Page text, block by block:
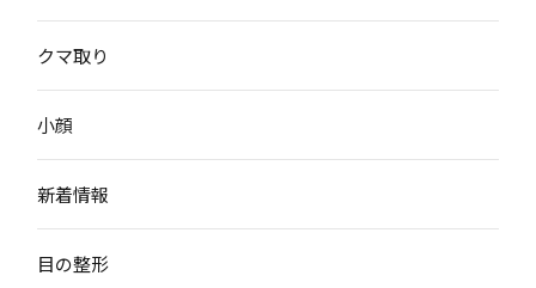
クマ取り
小顔
新着情報
目の整形